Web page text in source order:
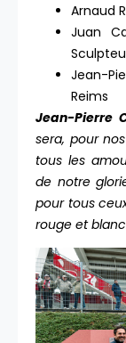
Arnaud
Juan
Jean-
Reims
Jean-Pierre
sera, pour
tous les
de notre
pour tous
rouge et